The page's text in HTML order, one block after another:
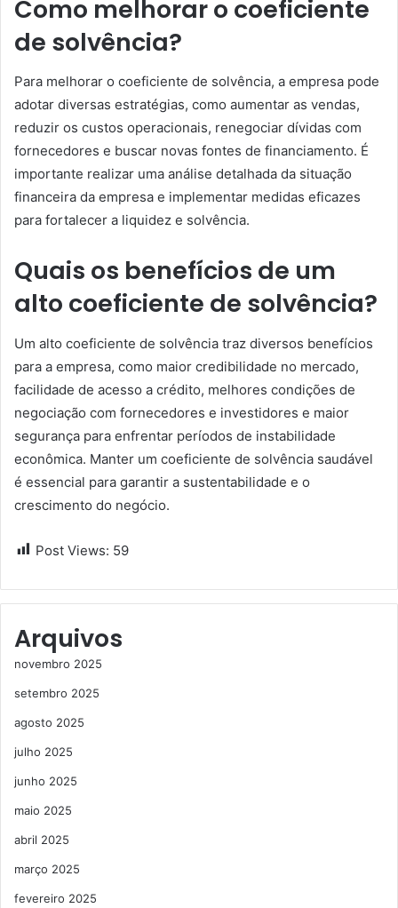
Como melhorar o coeficiente
de solvência?
Para melhorar o coeficiente de solvência, a empresa pode
adotar diversas estratégias, como aumentar as vendas,
reduzir os custos operacionais, renegociar dívidas com
fornecedores e buscar novas fontes de financiamento. É
importante realizar uma análise detalhada da situação
financeira da empresa e implementar medidas eficazes
para fortalecer a liquidez e solvência.
Quais os benefícios de um
alto coeficiente de solvência?
Um alto coeficiente de solvência traz diversos benefícios
para a empresa, como maior credibilidade no mercado,
facilidade de acesso a crédito, melhores condições de
negociação com fornecedores e investidores e maior
segurança para enfrentar períodos de instabilidade
econômica. Manter um coeficiente de solvência saudável
é essencial para garantir a sustentabilidade e o
crescimento do negócio.
Post Views: 59
Arquivos
novembro 2025
setembro 2025
agosto 2025
julho 2025
junho 2025
maio 2025
abril 2025
março 2025
fevereiro 2025